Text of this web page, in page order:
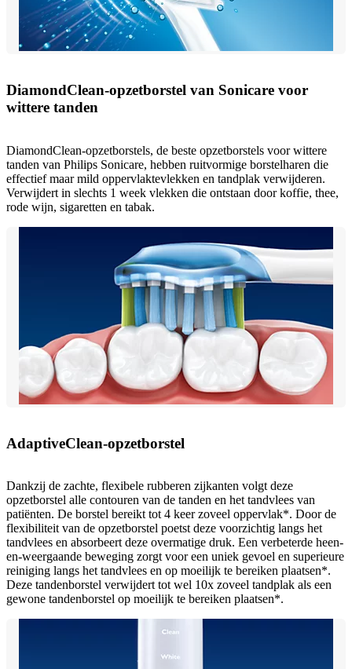
DiamondClean-opzetborstel van Sonicare voor
wittere tanden
DiamondClean-opzetborstels, de beste opzetborstels voor wittere
tanden van Philips Sonicare, hebben ruitvormige borstelharen die
effectief maar mild oppervlaktevlekken en tandplak verwijderen.
Verwijdert in slechts 1 week vlekken die ontstaan door koffie, thee,
rode wijn, sigaretten en tabak.
AdaptiveClean-opzetborstel
Dankzij de zachte, flexibele rubberen zijkanten volgt deze
opzetborstel alle contouren van de tanden en het tandvlees van
patiënten. De borstel bereikt tot 4 keer zoveel oppervlak*. Door de
flexibiliteit van de opzetborstel poetst deze voorzichtig langs het
tandvlees en absorbeert deze overmatige druk. Een verbeterde heen-
en-weergaande beweging zorgt voor een uniek gevoel en superieure
reiniging langs het tandvlees en op moeilijk te bereiken plaatsen*.
Deze tandenborstel verwijdert tot wel 10x zoveel tandplak als een
gewone tandenborstel op moeilijk te bereiken plaatsen*.